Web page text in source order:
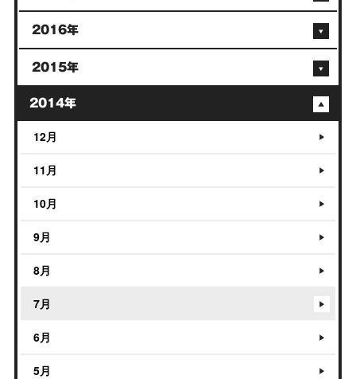
2016年
2015年
2014年
12月
11月
10月
9月
8月
7月
6月
5月